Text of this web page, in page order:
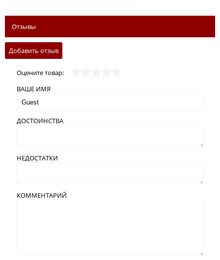
Отзывы
Добавить отзыв
Оцените товар:
ВАШЕ ИМЯ
ДОСТОИНСТВА
НЕДОСТАТКИ
КОММЕНТАРИЙ